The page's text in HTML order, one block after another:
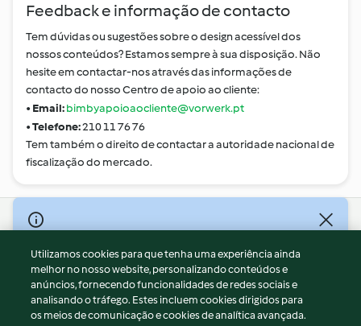
Feedback e informação de contacto
Tem dúvidas ou sugestões sobre o design acessível dos
nossos conteúdos? Estamos sempre à sua disposição. Não
hesite em contactar-nos através das informações de
contacto do nosso Centro de apoio ao cliente:
• Email:bimbyapoioaocliente@vorwerk.pt
•Telefone:210 11 76 76
Tem também o direito de contactar a autoridade nacional de
fiscalização do mercado.
© Copyright 2026
Termos de Utilização
Aviso sobre Proteção de Dados
Aviso
Apoio legal
Utilizamos cookies para que tenha uma experiência ainda
melhor no nosso website, personalizando conteúdos e
anúncios, fornecendo funcionalidades de redes sociais e
analisando o tráfego. Estes incluem cookies dirigidos para
os meios de comunicação e cookies de analítica avançada.